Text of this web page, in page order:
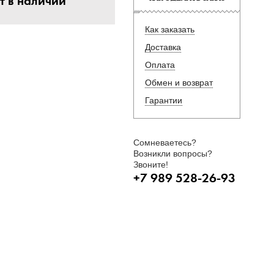
Как заказать
Доставка
Оплата
Обмен и возврат
Гарантии
Сомневаетесь?
Возникли вопросы?
Звоните!
+7 989 528-26-93